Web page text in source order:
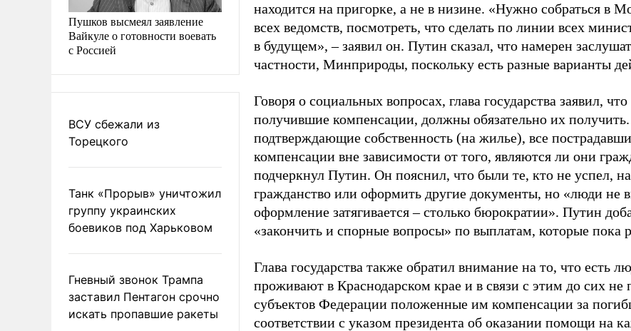
Пушков высмеял заявление
Вайкуле о готовности воевать
с Россией
ВСУ сбежали из
Торецкого
Танк «Прорыв» уничтожил
группу украинских
боевиков под Харьковом
Гневный звонок Трампа
заставил Пентагон срочно
искать пропавшие ракеты
находится на пригорке, а не в низине. «Нужно собраться в
всех ведомств, посмотреть, что сделать по линии всех
в будущем», – заявил он. Путин сказал, что намерен
частности, Минприроды, поскольку есть разные варианты
Говоря о социальных вопросах, глава государства заявил,
получившие компенсации, должны обязательно их
подтверждающие собственность (на жилье), все
компенсации вне зависимости от того, являются ли они
подчеркнул Путин. Он пояснил, что были те, кто не успел,
гражданство или оформить другие документы, но «люди не
оформление затягивается – столько бюрократии». Путин
«закончить и спорные вопросы» по выплатам, которые пока
Глава государства также обратил внимание на то, что есть
проживают в Краснодарском крае и в связи с этим до сих не
субъектов Федерации положенные им компенсации за
соответствии с указом президента об оказании помощи на